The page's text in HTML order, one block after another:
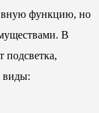
функцию, но
В
подсветка,
виды: